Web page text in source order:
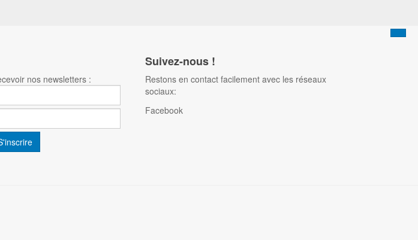
nos newsletters :
Suivez-nous !
Restons en contact facilement avec les réseaux
sociaux:
Facebook